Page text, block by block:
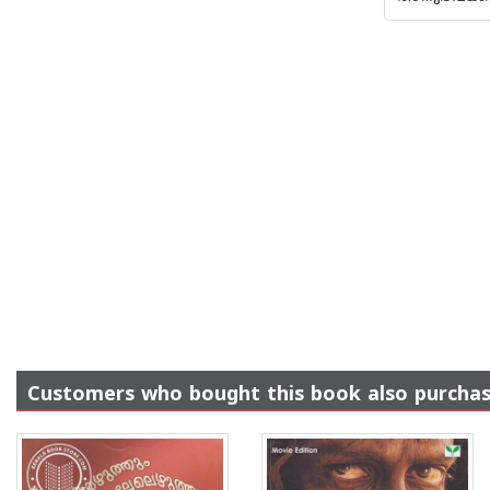
Customers who bought this book also